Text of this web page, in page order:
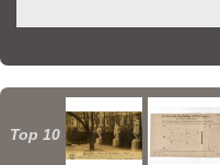
Top 10